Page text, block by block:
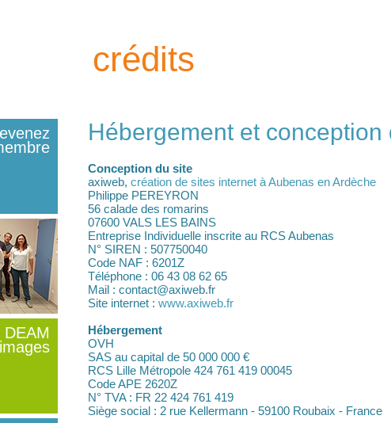
crédits
membres
activités,
DEAM
Hébergement et conception
Conception du site
axiweb, création de sites internet à Aubenas en Ardèche
Philippe PEREYRON
56 calade des romarins
07600 VALS LES BAINS
Entreprise Individuelle inscrite au RCS Aubenas
N° SIREN : 507750040
Code NAF : 6201Z
Téléphone : 06 43 08 62 65
Mail : contact@axiweb.fr
Site internet : www.axiweb.fr
Hébergement
OVH
SAS au capital de 50 000 000 €
RCS Lille Métropole 424 761 419 00045
Code APE 2620Z
N° TVA : FR 22 424 761 419
Siège social : 2 rue Kellermann - 59100 Roubaix - France